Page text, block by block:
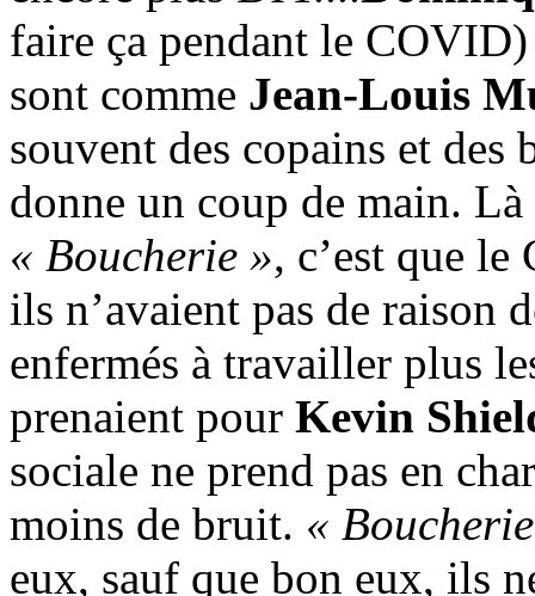
faire ça pendant le
sont comme Jean-Louis
souvent des copains et
donne un coup de main.
« Boucherie », c’est que
ils n’avaient pas de raison
enfermés à travailler plus
prenaient pour Kevin
sociale ne prend pas en
moins de bruit. «
eux, sauf que bon eux, ils